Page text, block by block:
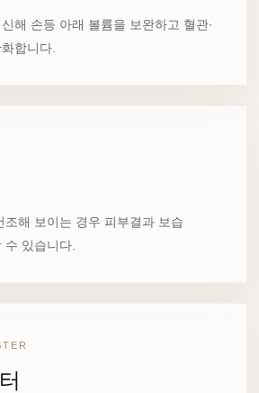
해 손등 아래 볼륨을 보완하고 혈관·
합니다.
조해 보이는 경우 피부결과 보습
있습니다.